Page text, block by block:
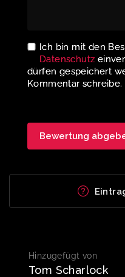
Ich bin mit den
Datenschutz
dürfen gespeichert
Kommentar schreibe.
Hinzugefügt von
Tom Scharlock